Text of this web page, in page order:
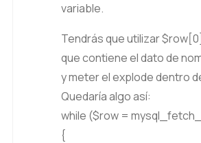
variable.
Tendrás que utilizar
que contiene el dato de
y meter el explode dentro
Quedaría algo así:
while ($row =
{